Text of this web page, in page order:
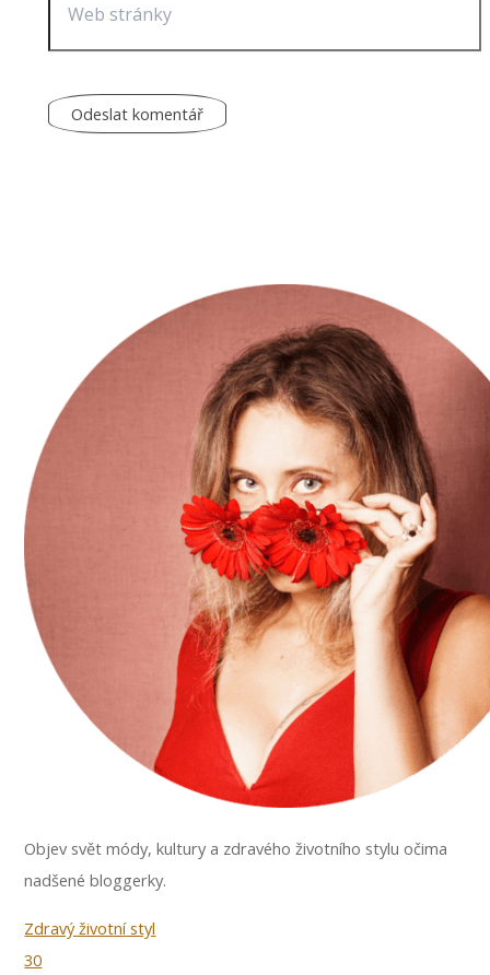
Objev svět módy, kultury a zdravého životního stylu očima
nadšené bloggerky.
Zdravý životní styl
30